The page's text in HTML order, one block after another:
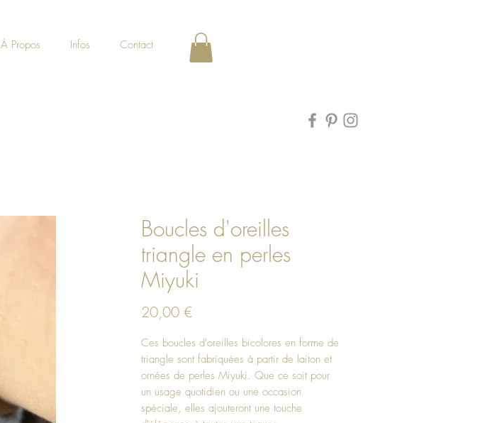
À Propos Infos Contact
Boucles d'oreilles
triangle en perles
Miyuki
20,00 €Prix
Ces boucles d'oreilles bicolores en forme de
triangle sont fabriquées à partir de laiton et
ornées de perles Miyuki. Que ce soit pour
un usage quotidien ou une occasion
spéciale, elles ajouteront une touche